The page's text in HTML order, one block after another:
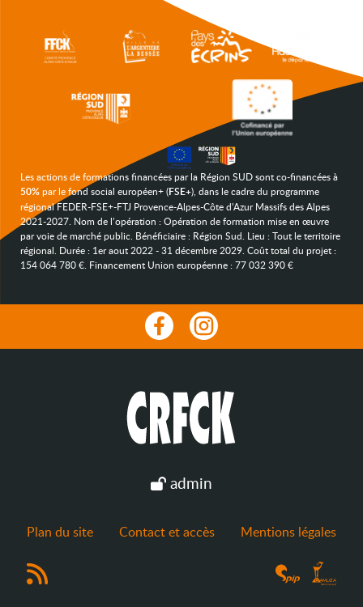
Les actions de formations financées par la Région SUD sont co-financées à
50%par le fond social européen+ (FSE+), dans le cadre du programme
régional FEDER-FSE+-FTJ Provence-Alpes-Côte d’Azur Massifs des Alpes
2021-2027. Nom de l’opération : Opération de formation mise en œuvre
par voie de marché public. Bénéficiaire : Région Sud. Lieu : Tout le territoire
régional. Durée : 1er aout 2022 - 31 décembre 2029. Coût total du projet :
154 064 780 €. Financement Union européenne : 77 032 390 €
admin
Plan du site Contact et accès Mentions légales